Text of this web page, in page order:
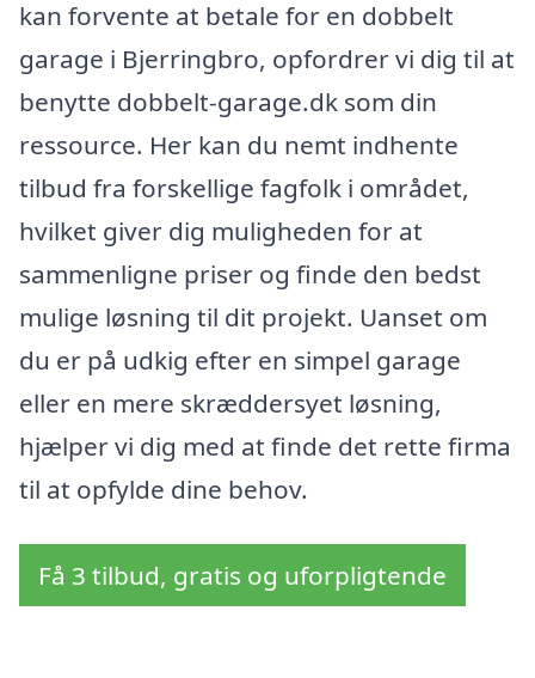
kan forvente at betale for en dobbelt
garage i Bjerringbro, opfordrer vi dig til at
benytte dobbelt-garage.dk som din
ressource. Her kan du nemt indhente
tilbud fra forskellige fagfolk i området,
hvilket giver dig muligheden for at
sammenligne priser og finde den bedst
mulige løsning til dit projekt. Uanset om
du er på udkig efter en simpel garage
eller en mere skræddersyet løsning,
hjælper vi dig med at finde det rette firma
til at opfylde dine behov.
Få 3 tilbud, gratis og uforpligtende